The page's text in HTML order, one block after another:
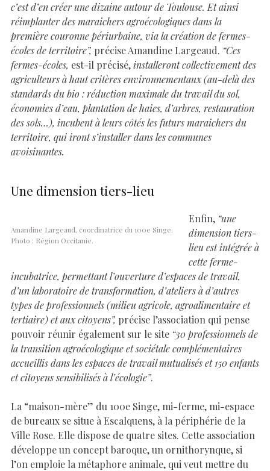
c’est d’en créer une dizaine autour de Toulouse. Et ainsi
réimplanter des maraichers agroécologiques dans la
première couronne périurbaine, via la création de fermes-
écoles de territoire”, précise Amandine Largeaud. “Ces
fermes-écoles, est-il précisé,installeront collectivement des
agriculteurs à haut critères environnementaux (au-delà des
standards du bio : réduction maximale du travail du sol,
économies d’eau, plantation de haies, d’arbres, restauration
des sols…), incubent à leurs côtés les futurs maraichers du
territoire, qui iront s’installer dans les communes
avoisinantes.
Une dimension tiers-lieu
Amandine Largeaud, coordinatrice du 100e Singe.
Photo : Région Occitanie.
Enfin, “une
dimension tiers-
lieu est intégrée à
cette ferme-
incubatrice, permettant l’ouverture d’espaces de travail,
d’un laboratoire de transformation, d’ateliers à d’autres
types de professionnels (milieu agricole, agroalimentaire et
tertiaire) et aux citoyens”, précise l’association qui pense
pouvoir réunir également sur le site “30 professionnels de
la transition agroécologique et sociétale complémentaires
accueillis dans les espaces de travail mutualisés et 150 enfants
et citoyens sensibilisés à l’écologie”.
La “maison-mère” du 100e Singe, mi-ferme, mi-espace
de bureaux se situe à Escalquens, à la périphérie de la
Ville Rose. Elle dispose de quatre sites. Cette association
développe un concept baroque, un ornithorynque, si
l’on emploie la métaphore animale, qui veut mettre du